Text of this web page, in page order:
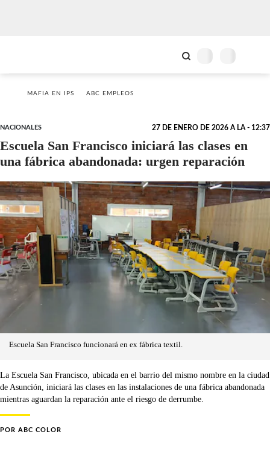
MAFIA EN IPS ABC EMPLEOS
NACIONALES 27 DE ENERO DE 2026 A LA - 12:37
Escuela San Francisco iniciará las clases en
una fábrica abandonada: urgen reparación
Escuela San Francisco funcionará en ex fábrica textil.
La Escuela San Francisco, ubicada en el barrio del mismo nombre en la ciudad
de Asunción, iniciará las clases en las instalaciones de una fábrica abandonada
mientras aguardan la reparación ante el riesgo de derrumbe.
POR ABC COLOR